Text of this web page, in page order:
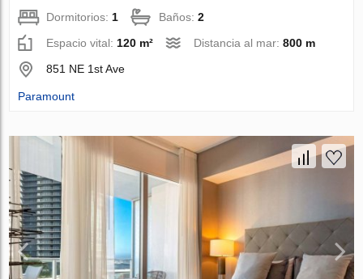
Dormitorios:1 Baños:2
Espacio vital:120 m² Distancia al mar:800 m
851 NE 1st Ave
Paramount